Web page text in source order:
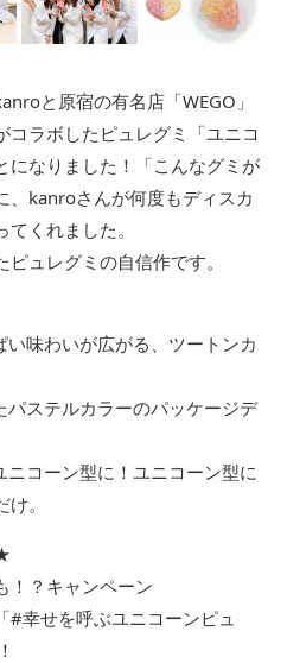
と原宿の有名店「WEGO」
コラボしたピュレグミ「ユニコ
になりました！「こんなグミが
、kanroさんが何度もディスカ
くれました。
ュレグミの自信作です。
味わいが広がる、ツートンカ
ステルカラーのパッケージデ
コーン型に！ユニコーン型に
。
！？キャンペーン
#幸せを呼ぶユニコーンピュ